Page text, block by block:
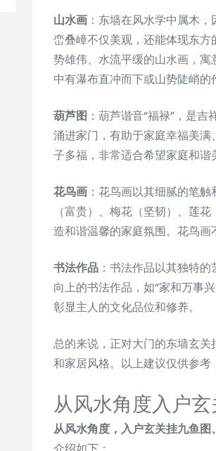
山水画 ：东墙在风水学中属木
峦叠嶂不仅美观，还能体现东方
势雄伟、水流平缓的山水画，
中有瀑布直冲而下或山势陡峭的
葫芦图 ：葫芦谐音“福禄”，是
涌进家门，有助于家庭幸福美
子多福，非常适合希望家庭和谐
花鸟画 ：花鸟画以其细腻的笔
（富贵）、梅花（坚韧）、莲
造和谐温馨的家庭氛围。花鸟画
书法作品 ：书法作品以其独特
向上的书法作品，如“家和万事
彰显主人的文化品位和修养。
总的来说，正对大门的东墙玄
和家居风格。以上建议仅供参考
从风水角度入户
从风水角度，入户玄关挂九鱼